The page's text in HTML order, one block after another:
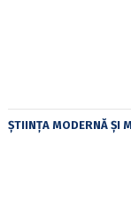
ȘTIINȚA MODERNĂ ȘI